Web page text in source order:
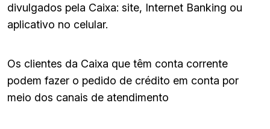
divulgados pela Caixa: site, Internet Banking ou
aplicativo no celular.
Os clientes da Caixa que têm conta corrente
podem fazer o pedido de crédito em conta por
meio dos canais de atendimento